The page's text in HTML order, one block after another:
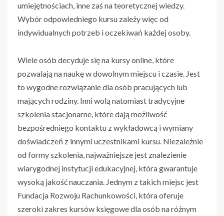
umiejętnościach, inne zaś na teoretycznej wiedzy.
Wybór odpowiedniego kursu zależy więc od
indywidualnych potrzeb i oczekiwań każdej osoby.
Wiele osób decyduje się na kursy online, które
pozwalają na naukę w dowolnym miejscu i czasie. Jest
to wygodne rozwiązanie dla osób pracujących lub
mających rodziny. Inni wolą natomiast tradycyjne
szkolenia stacjonarne, które dają możliwość
bezpośredniego kontaktu z wykładowcą i wymiany
doświadczeń z innymi uczestnikami kursu. Niezależnie
od formy szkolenia, najważniejsze jest znalezienie
wiarygodnej instytucji edukacyjnej, która gwarantuje
wysoką jakość nauczania. Jednym z takich miejsc jest
Fundacja Rozwoju Rachunkowości, która oferuje
szeroki zakres kursów księgowe dla osób na różnym